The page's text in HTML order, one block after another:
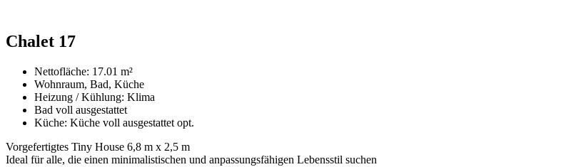
Chalet 17
Nettofläche: 17.01 m²
Wohnraum, Bad, Küche
Heizung / Kühlung: Klima
Bad voll ausgestattet
Küche: Küche voll ausgestattet opt.
Vorgefertigtes Tiny House 6,8 m x 2,5 m
Ideal für alle, die einen minimalistischen und anpassungsfähigen Lebensstil suchen